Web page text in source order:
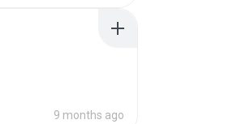
9 months ago